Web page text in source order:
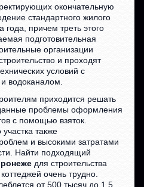
окончательную
стандартного жилого
причем треть этого
подготовительная
организации
и проходят
условий с
водоканалом.
приходится решать
проблемы оформления
с помощью взяток.
также
и высокими затратами
Найти подходящий
для строительства
очень трудно.
от 500 тысяч до 1,5